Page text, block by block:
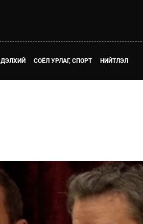
ДЭЛХИЙ СОЁЛ УРЛАГ, СПОРТ НИЙТЛЭЛ